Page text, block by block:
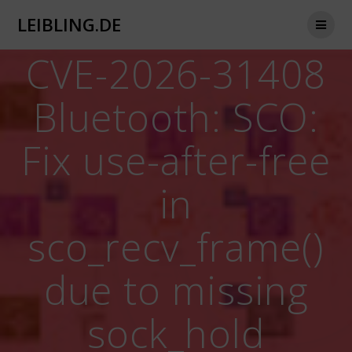
LEIBLING.DE
CVE-2026-31408
Bluetooth: SCO:
Fix use-after-free
in
sco_recv_frame()
due to missing
sock_hold